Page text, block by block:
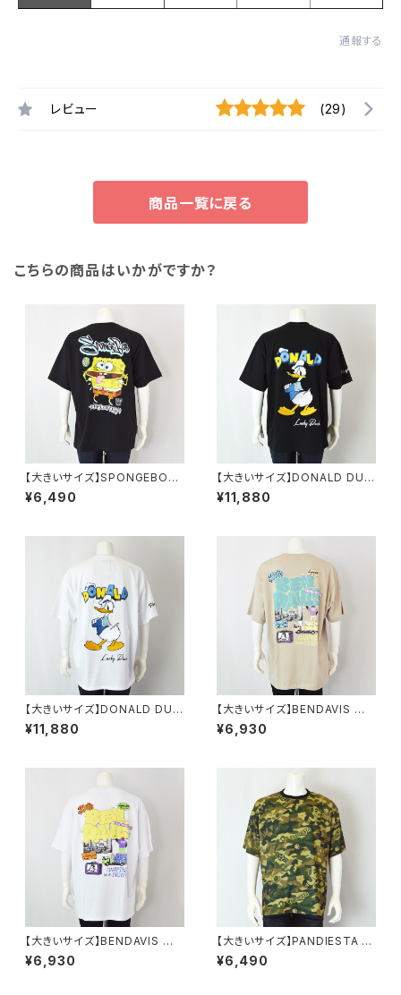
通報する
レビュー (29)
商品一覧に戻る
こちらの商品はいかがですか？
【大きいサイズ】SPONGEBOB
天竺プリント半袖Tシャツ｜メン
ズ 1278-6505 ブラック
¥6,490
【大きいサイズ】DONALD DUC
K半袖Tシャツ｜メンズ 1278-6
545 ブラック
¥11,880
【大きいサイズ】DONALD DUC
K半袖Tシャツ｜メンズ 1278-6
545 ホワイト
¥11,880
【大きいサイズ】BENDAVIS ベ
ン・デイビス｜接触冷感オーバ
ーラップ半袖Tシャツ｜メンズ 1
¥6,930
【大きいサイズ】BENDAVIS ベ
ン・デイビス｜接触冷感オーバ
ーラップ半袖Tシャツ｜メンズ 1
¥6,930
【大きいサイズ】PANDIESTA J
APAN｜パンダモチーフ カモフ
ラージュプリント半袖Tシャツ｜
¥6,490